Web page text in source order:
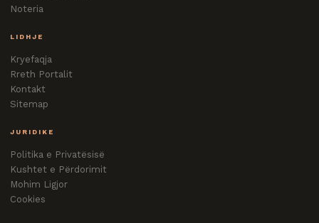
Noteria
LIDHJE
Kryefaqja
Rreth Portalit
Kontakt
Sitemap
JURIDIKE
Politika e Privatësisë
Kushtet e Përdorimit
Mohim Ligjor
Cookies